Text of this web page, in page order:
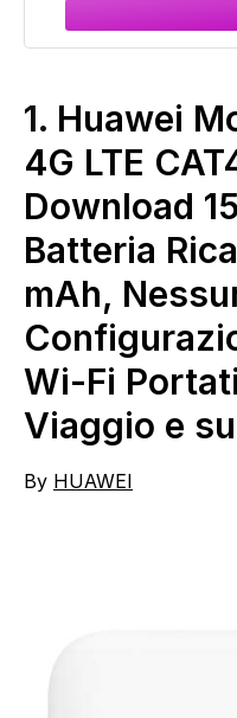
1. Huawei
4G LTE
Download
Batteria
mAh,
Wi-Fi
Viaggio e
By HUAWEI